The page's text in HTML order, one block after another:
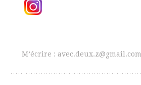
M’écrire : avec.deux.z@gmail.com